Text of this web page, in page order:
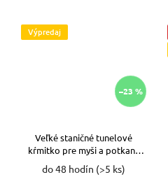
Výpredaj
–23 %
Veľké staničné tunelové
kŕmitko pre myši a potkany
10ks VYPR
do 48 hodín (>5 ks)